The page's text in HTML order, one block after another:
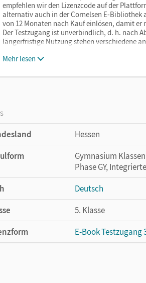
empfehlen wir den Lizenzcode auf der
alternativ auch in der Cornelsen E-Bibliothek
von 12 Monaten nach Kauf einlösen, damit er
Der Testzugang ist unverbindlich, d. h. nach
längerfristige Nutzung stehen verschiedene
Mehr lesen
Hessen
Gymnasium
Phase GY,
Deutsch
5. Klasse
E-Book Testzugang